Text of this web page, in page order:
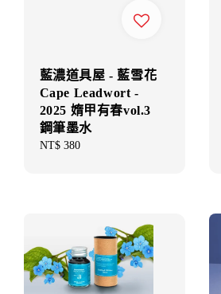
藍濃道具屋 - 藍雪花
Cape Leadwort -
2025 媠甲有春vol.3
鋼筆墨水
Regular
NT$ 380